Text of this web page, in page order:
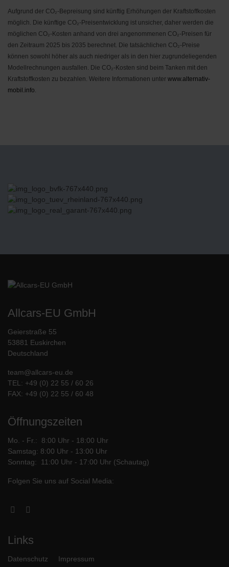
Aufgrund der CO₂-Bepreisung sind künftig Erhöhungen der Kraftstoffkosten
möglich. Die künftige CO₂-Preisentwicklung ist unsicher, daher werden die
möglichen CO₂-Kosten anhand von drei angenommenen CO₂-Preisen für
den Zeitraum 2025 bis 2035 berechnet. Die tatsächlichen CO₂-Preise
können sowohl höher als auch niedriger als in den hier zugrundeliegenden
Modellrechnungen ausfallen. Die CO₂-Kosten sind beim Tanken mit den
Kraftstoffkosten zu bezahlen. Weitere Informationen unter www.alternativ-
mobil.info
Allcars-EU GmbH
Geierstraße 55
53881 Euskirchen
Deutschland
team@allcars-eu.de
TEL: +49 (0) 22 55 / 60 26
FAX: +49 (0) 22 55 / 60 48
Öffnungszeiten
Mo. - Fr.: 8:00 Uhr - 18:00 Uhr
Samstag: 8:00 Uhr - 13:00 Uhr
Sonntag: 11:00 Uhr - 17:00 Uhr (Schautag)
Folgen Sie uns auf Social Media:
Facebook
Links
Datenschutz Impressum